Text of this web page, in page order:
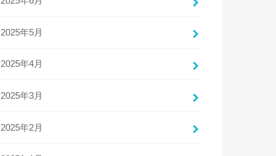
2025年5月
2025年4月
2025年3月
2025年2月